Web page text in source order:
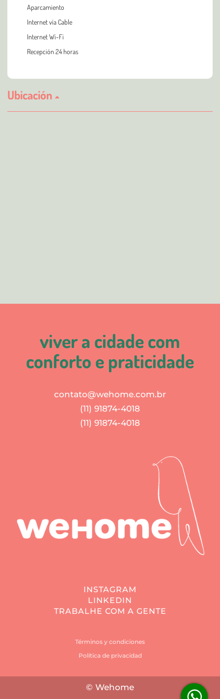
Aparcamiento
Internet vía Cable
Internet Wi-Fi
Recepción 24 horas
Ubicación
viver a cidade com
conforto e praticidade
contato@wehome.com.br
(11) 91874-4018
(11) 91874-4018
Términos y condiciones
Política de privacidad
INSTAGRAM
LINKEDIN
TRABALHE COM A GENTE
© Wehome